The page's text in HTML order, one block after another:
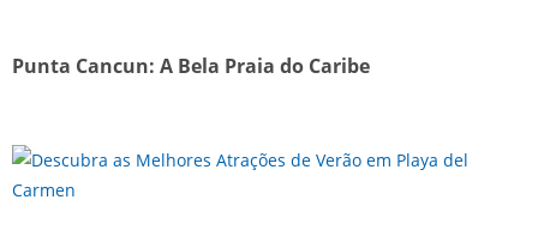
Punta Cancun: A Bela Praia do Caribe